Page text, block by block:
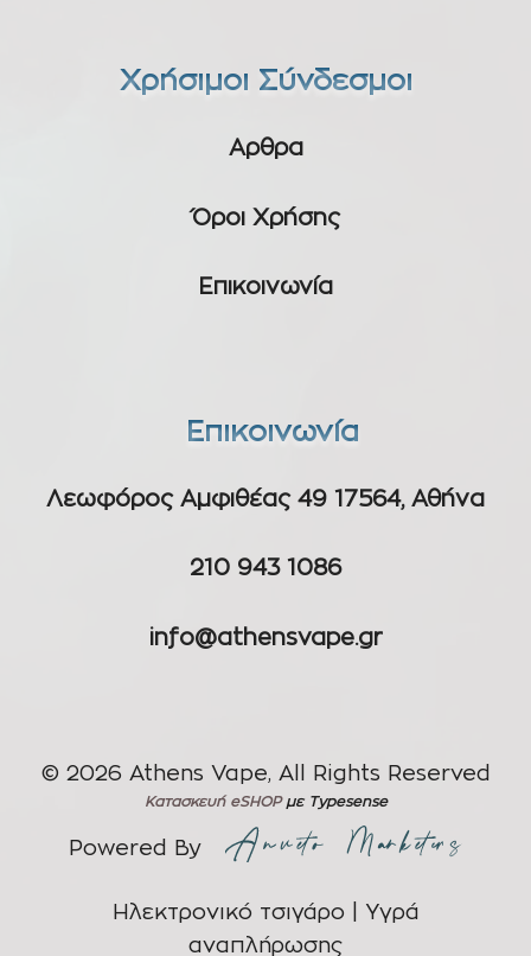
Χρήσιμοι Σύνδεσμοι
Αρθρα
Όροι Χρήσης
Επικοινωνία
Επικοινωνία
Λεωφόρος Αμφιθέας 49 17564, Αθήνα
210 943 1086
info@athensvape.gr
© 2026 Athens Vape, All Rights Reserved
Κατασκευή eSHOPμε Typesense
Powered By
Ηλεκτρονικό τσιγάρο | Υγρά
αναπλήρωσης